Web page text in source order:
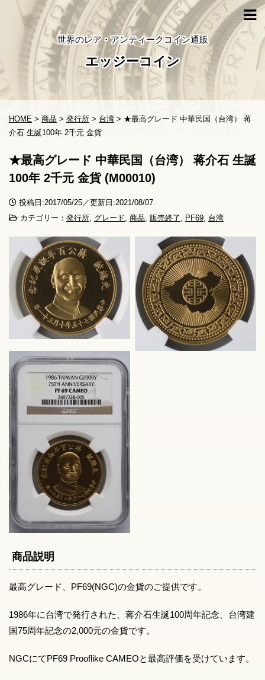
世界のレア・アンティークコイン通販
エッジーコイン
HOME > 商品 > 発行所 > 台湾 > ★最高グレード 中華民国（台湾） 蒋
介石 生誕100年 2千元 金貨
★最高グレード 中華民国（台湾） 蒋介石 生誕
100年 2千元 金貨 (M00010)
投稿日:2017/05/25／更新日:2021/08/07
カテゴリー： 発行所, グレード, 商品, 販売終了 , PF69, 台湾
商品説明
最高グレード、PF69(NGC)の金貨のご提供です。
1986年に台湾で発行された、蒋介石生誕100周年記念、台湾建
国75周年記念の2,000元の金貨です。
NGCにてPF69 Prooflike CAMEOと最高評価を受けています。